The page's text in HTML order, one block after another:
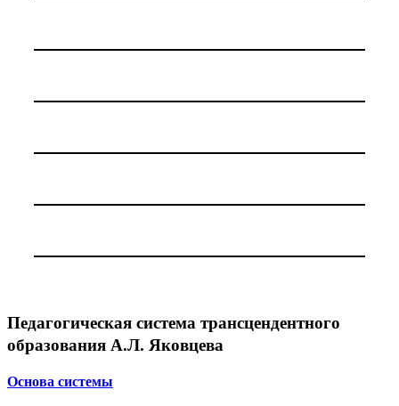
Педагогическая система трансцендентного
образования А.Л. Яковцева
Основа системы